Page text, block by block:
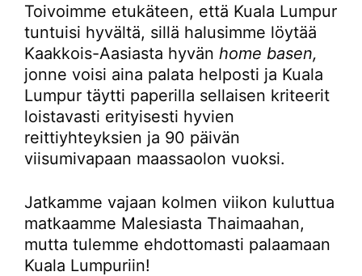
Toivoimme etukäteen, että Kuala Lumpur
tuntuisi hyvältä, sillä halusimme löytää
Kaakkois-Aasiasta hyvän home basen,
jonne voisi aina palata helposti ja Kuala
Lumpur täytti paperilla sellaisen kriteerit
loistavasti erityisesti hyvien
reittiyhteyksien ja 90 päivän
viisumivapaan maassaolon vuoksi.
Jatkamme vajaan kolmen viikon kuluttua
matkaamme Malesiasta Thaimaahan,
mutta tulemme ehdottomasti palaamaan
Kuala Lumpuriin!